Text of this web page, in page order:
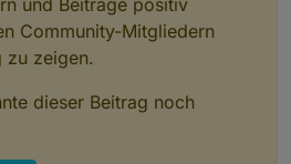
und Beiträge positiv
Community-Mitgliedern
zu zeigen.
dieser Beitrag noch